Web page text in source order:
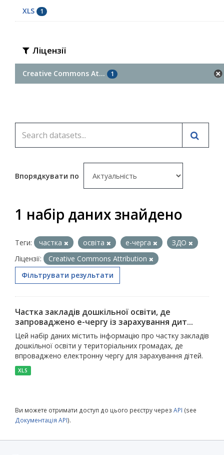
XLS 1
Ліцензії
Creative Commons At... 1
Впорядкувати по
1 набір даних знайдено
Теги: частка освіта е-черга
ЗДО
Ліцензії:
Creative Commons Attribution
Фільтрувати результати
Частка закладів дошкільної освіти, де
запроваджено е-чергу із зарахування дит...
Цей набір даних містить інформацію про частку закладів
дошкільної освіти у територіальних громадах, де
впроваджено електронну чергу для зарахування дітей.
XLS
Ви можете отримати доступ до цього реєстру через API (see
Документація API).